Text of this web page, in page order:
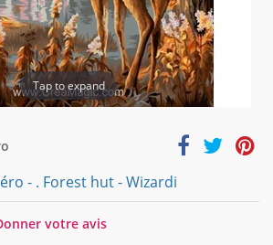
Tap to expand
- . Forest hut - Wizardi
votre avis